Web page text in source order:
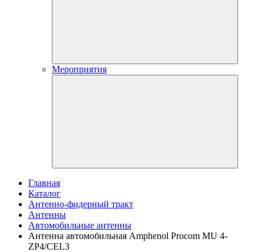
Мероприятия
Главная
Каталог
Антенно-фидерный тракт
Антенны
Автомобильные антенны
Антенна автомобильная Amphenol Procom MU 4-
ZP4/CEL3